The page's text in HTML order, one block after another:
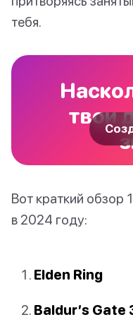
тебя.
твои
Вот краткий обзор
в 2024 году:
Elden Ring
Baldur’s Gate